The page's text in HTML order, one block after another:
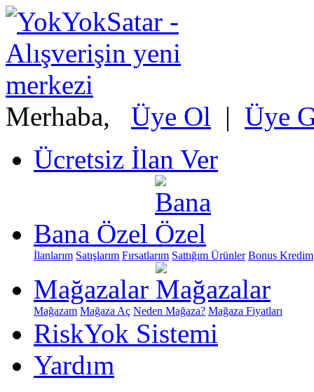
Merhaba, Üye Ol | Üye
Ücretsiz İlan Ver
Bana Özel
İlanlarım Satışlarım Fırsatlarım Sattığım Ürünler Bonus Kredim
Mağazalar
Mağazam Mağaza Aç Neden Mağaza? Mağaza Fiyatları
RiskYok Sistemi
Yardım